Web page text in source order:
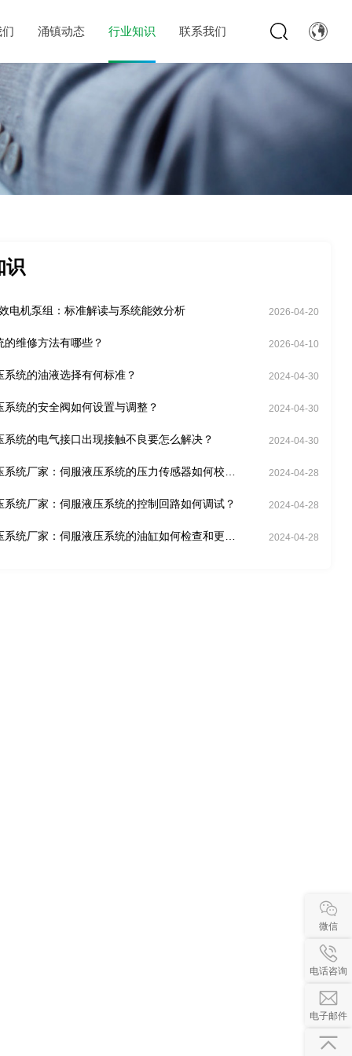
涌镇动态 行业知识 联系我们
识
电机泵组：标准解读与系统能效分析 2026-04-20
的维修方法有哪些？ 2026-04-10
系统的油液选择有何标准？ 2024-04-30
系统的安全阀如何设置与调整？ 2024-04-30
系统的电气接口出现接触不良要怎么解决？ 2024-04-30
系统厂家：伺服液压系统的压力传感器如何校 2024-04-28
系统厂家：伺服液压系统的控制回路如何调试？ 2024-04-28
系统厂家：伺服液压系统的油缸如何检查和更 2024-04-28
微信
电话咨询
电子邮件